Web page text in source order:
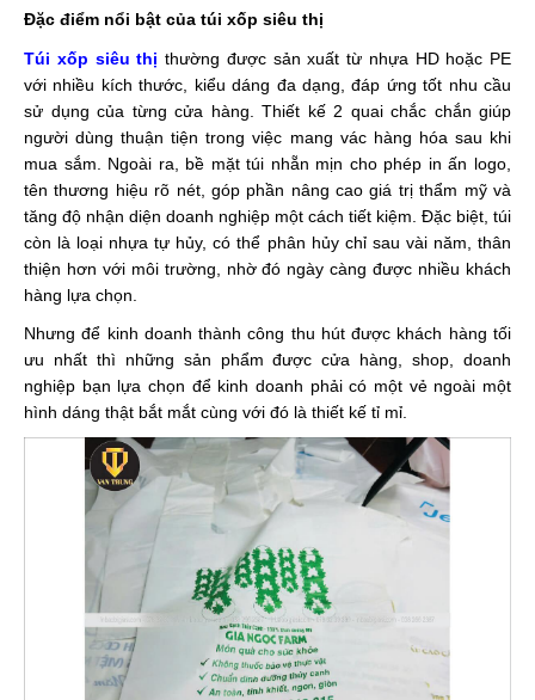
Đặc điểm nổi bật của túi xốp siêu thị
Túi xốp siêu thị thường được sản xuất từ nhựa HD hoặc PE
với nhiều kích thước, kiểu dáng đa dạng, đáp ứng tốt nhu cầu
sử dụng của từng cửa hàng. Thiết kế 2 quai chắc chắn giúp
người dùng thuận tiện trong việc mang vác hàng hóa sau khi
mua sắm. Ngoài ra, bề mặt túi nhẵn mịn cho phép in ấn logo,
tên thương hiệu rõ nét, góp phần nâng cao giá trị thẩm mỹ và
tăng độ nhận diện doanh nghiệp một cách tiết kiệm. Đặc biệt, túi
còn là loại nhựa tự hủy, có thể phân hủy chỉ sau vài năm, thân
thiện hơn với môi trường, nhờ đó ngày càng được nhiều khách
hàng lựa chọn.
Nhưng để kinh doanh thành công thu hút được khách hàng tối
ưu nhất thì những sản phẩm được cửa hàng, shop, doanh
nghiệp bạn lựa chọn để kinh doanh phải có một vẻ ngoài một
hình dáng thật bắt mắt cùng với đó là thiết kế tỉ mỉ.